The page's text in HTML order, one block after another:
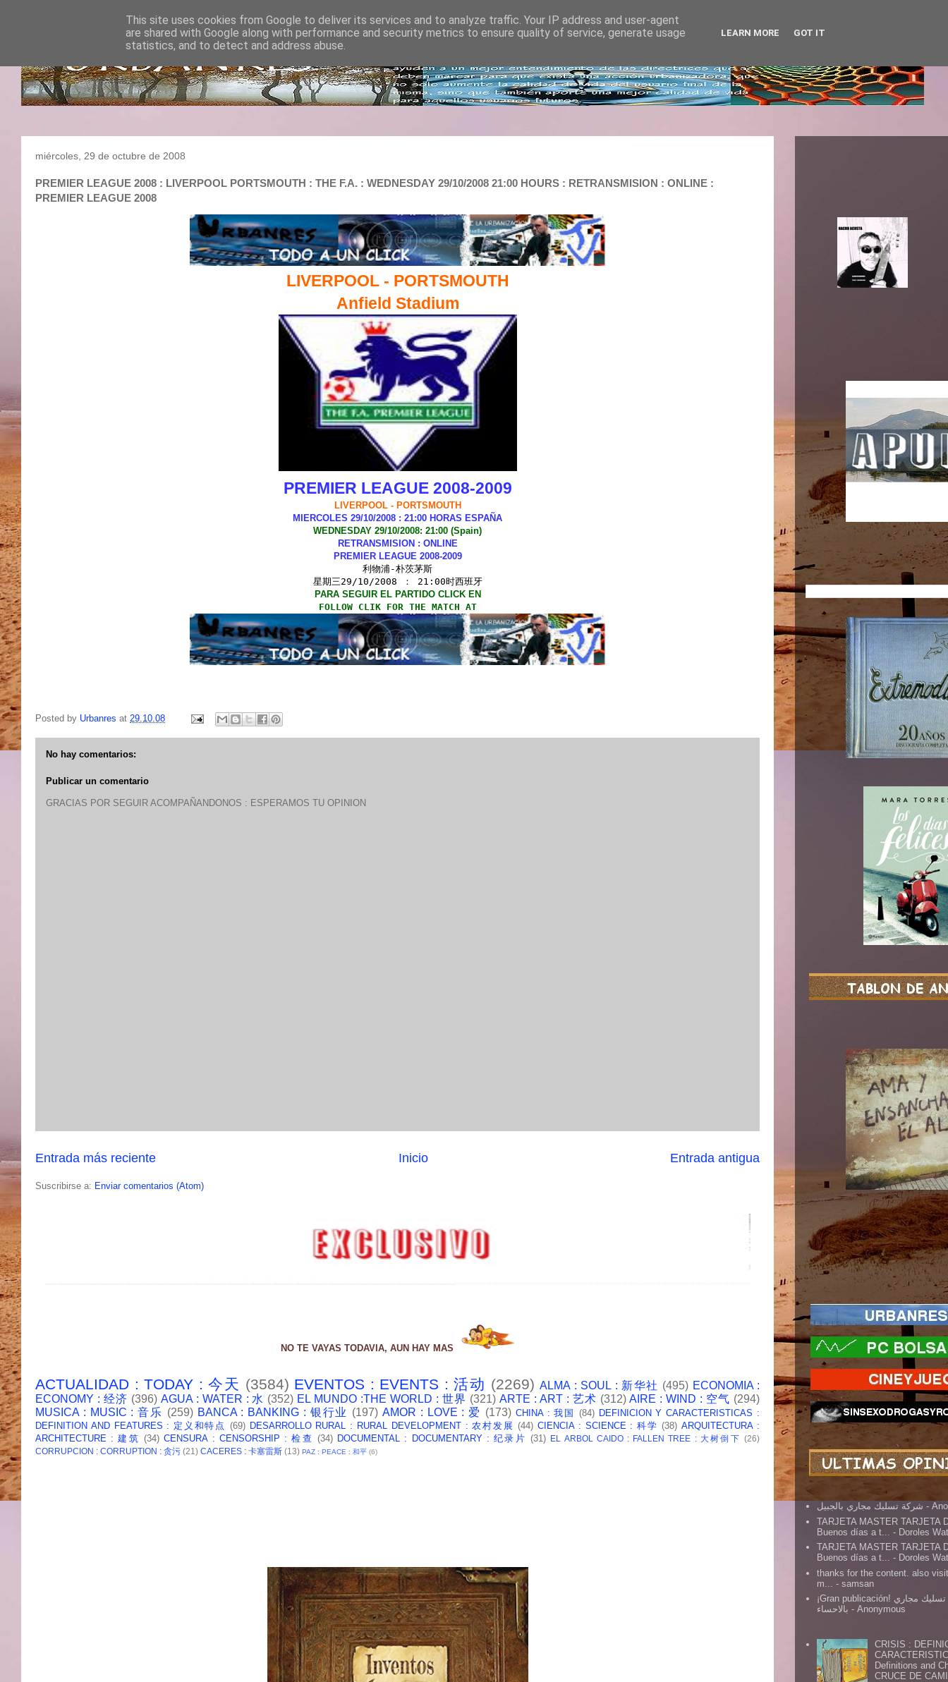
miércoles, 29 de octubre de 2008
PREMIER LEAGUE 2008 : LIVERPOOL PORTSMOUTH : THE F.A. : WEDNESDAY 29/10/2008 21:00 HOURS : RETRANSMISION : ONLINE :
PREMIER LEAGUE 2008
LIVERPOOL - PORTSMOUTH
Anfield Stadium
PREMIER LEAGUE 2008-2009
LIVERPOOL - PORTSMOUTH
MIERCOLES 29/10/2008 : 21:00 HORAS ESPAÑA
WEDNESDAY 29/10/2008: 21:00 (Spain)
RETRANSMISION : ONLINE
PREMIER LEAGUE 2008-2009
利物浦-朴茨茅斯
星期三29/10/2008 ： 21:00时西班牙
PARA SEGUIR EL PARTIDO CLICK EN
FOLLOW CLIK FOR THE MATCH AT
Posted by Urbanres at 29.10.08
No hay comentarios:
Publicar un comentario
GRACIAS POR SEGUIR ACOMPAÑANDONOS : ESPERAMOS TU OPINION
Entrada más reciente Entrada antigua
Inicio
Suscribirse a: Enviar comentarios (Atom)
NO TE VAYAS TODAVIA, AUN HAY MAS
ACTUALIDAD : TODAY : 今天 (3584) EVENTOS : EVENTS : 活动 (2269) ALMA : SOUL : 新华社 (495) ECONOMIA :
ECONOMY : 经济 (396) AGUA : WATER : 水 (352) EL MUNDO :THE WORLD : 世界 (321) ARTE : ART : 艺术 (312) AIRE : WIND : 空气 (294)
MUSICA : MUSIC : 音乐 (259) BANCA : BANKING : 银行业 (197) AMOR : LOVE : 爱 (173) CHINA : 我国 (84) DEFINICION Y CARACTERISTICAS :
DEFINITION AND FEATURES : 定义和特点 (69) DESARROLLO RURAL : RURAL DEVELOPMENT : 农村发展 (44) CIENCIA : SCIENCE : 科学 (38) ARQUITECTURA :
ARCHITECTURE : 建筑 (34) CENSURA : CENSORSHIP : 检查 (34) DOCUMENTAL : DOCUMENTARY : 纪录片 (31) EL ARBOL CAIDO : FALLEN TREE : 大树倒下 (26)
CORRUPCION : CORRUPTION : 贪污 (21) CACERES : 卡塞雷斯 (13) PAZ : PEACE : 和平 (6)
شركة تسليك مجاري بالجبيل -
TARJETA MASTER TARJETA
Buenos días a t...
- Doroles
TARJETA MASTER TARJETA
Buenos días a t... - Doroles
thanks for the content. also
m...
- samsan
¡Gran publicación! شركة تسليك مجاري
بالاحساء - Anonymous
CRISIS :
Definitions and
CRUCE DE
This site uses cookies from Google to deliver its services and to analyze traffic. Your IP address and user-agent
are shared with Google along with performance and security metrics to ensure quality of service, generate usage
statistics, and to detect and address abuse.
LEARN MORE GOT IT